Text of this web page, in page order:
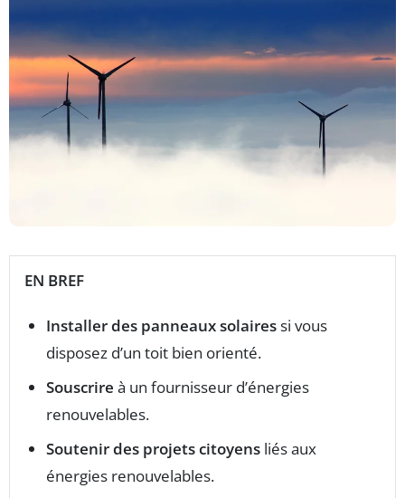
EN BREF
Installer des panneaux solairessi vous
disposez d’un toit bien orienté.
Souscrire à un fournisseur d’énergies
renouvelables.
Soutenir des projets citoyens liés aux
énergies renouvelables.